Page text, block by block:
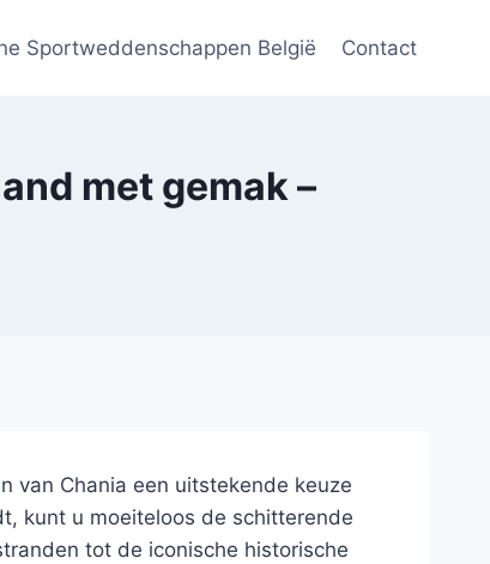
Sportweddenschappen België Contact
met gemak –
van Chania een uitstekende keuze
kunt u moeiteloos de schitterende
tot de iconische historische